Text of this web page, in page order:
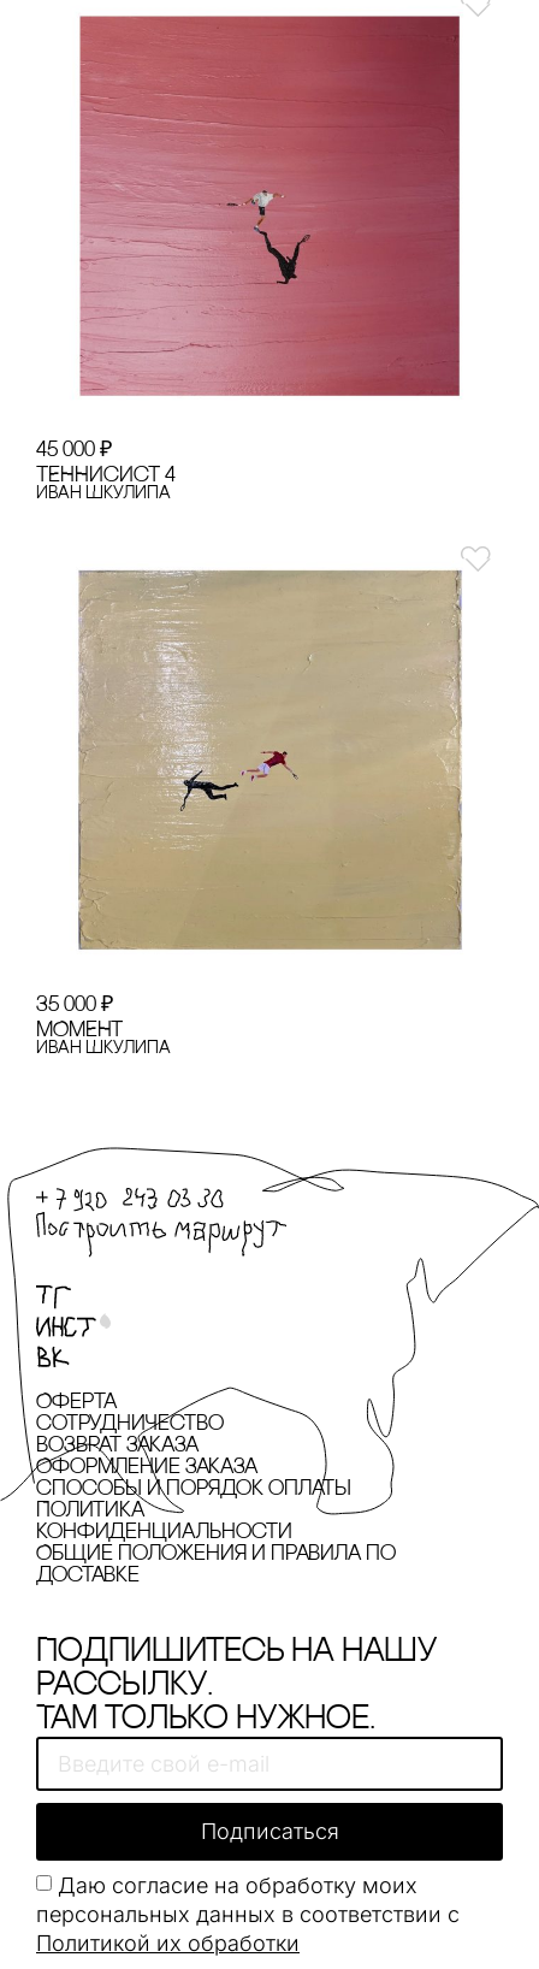
45 000 ₽
ТЕННИсИсТ 4
Иван Шкулипа
35 000 ₽
МОМЕНТ
Иван Шкулипа
Оферта
сотрудничество
Возврат заказа
Оформление заказа
cпособы и порядок оплаты
Политика
конфиденциальности
Общие положения и правила по
доставке
Подпишитесь на нашу
рассылку.
Там только нужное.
Даю согласие на обработку моих
персональных данных в соответствии с
Политикой их обработки
Подписаться